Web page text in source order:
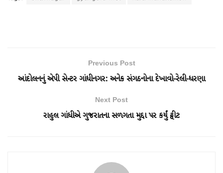
Previous Post
આંદોલનનું એપી સેન્ટર ગાંધીનગર: અનેક સંગઠનોના દેખાવો-રેલી-ધરણા
Next Post
રાહુલ ગાંધીએ ગુજરાતના સળગતા મુદ્દા પર કર્યું ટ્વીટ